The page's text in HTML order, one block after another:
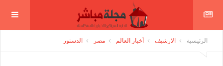
الرئيسية الارشيف أخبار العالم مصر الدستور